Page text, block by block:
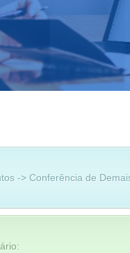
-> Conferência de